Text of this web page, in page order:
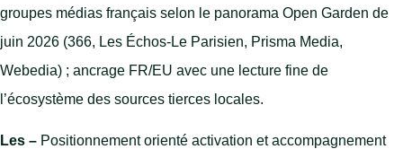
groupes médias français selon le panorama Open Garden de
juin 2026 (366, Les Échos-Le Parisien, Prisma Media,
Webedia) ; ancrage FR/EU avec une lecture fine de
l’écosystème des sources tierces locales.
Les – Positionnement orienté activation et accompagnement